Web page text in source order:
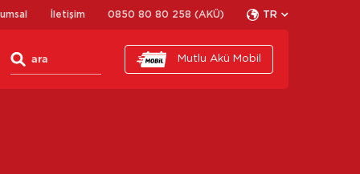
İletişim 0850 80 80 258 (AKÜ) TR
Mutlu Akü Mobil